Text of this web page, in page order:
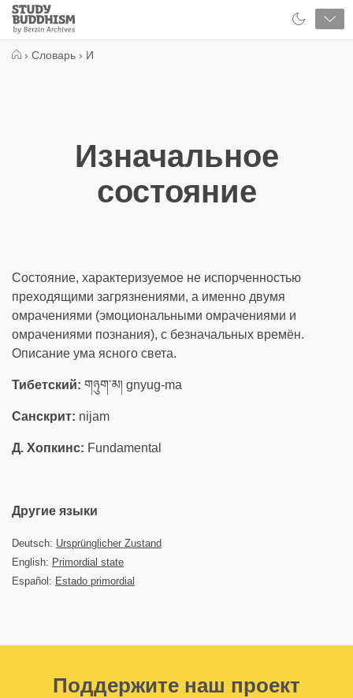
Close
Study
Buddhism
› Словарь › И
Изначальное
состояние
Состояние, характеризуемое не испорченностью
преходящими загрязнениями, а именно двумя
омрачениями (эмоциональными омрачениями и
омрачениями познания), с безначальных времён.
Описание ума ясного света.
Тибетский: གཉུག་མ། gnyug-ma
Санскрит: nijam
Д. Хопкинс: Fundamental
Другие языки
Deutsch: Ursprünglicher Zustand
English: Primordial state
Español: Estado primordial
Поддержите наш проект